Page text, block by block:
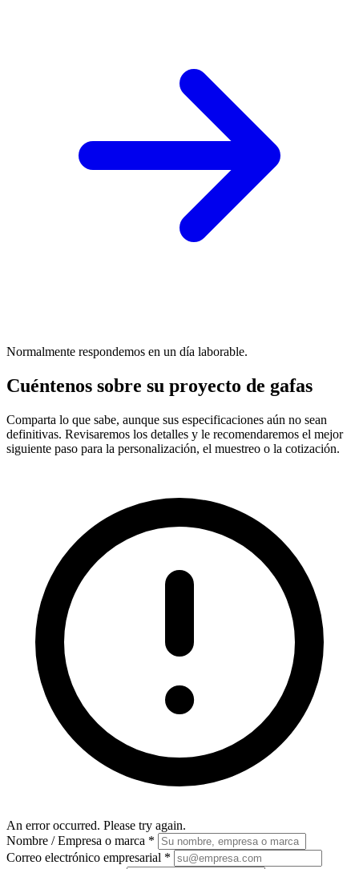
Normalmente respondemos en un día laborable.
Cuéntenos sobre su proyecto de gafas
Comparta lo que sabe, aunque sus especificaciones aún no sean
definitivas. Revisaremos los detalles y le recomendaremos el mejor
siguiente paso para la personalización, el muestreo o la cotización.
An error occurred. Please try again.
Nombre / Empresa o marca *
Correo electrónico empresarial *